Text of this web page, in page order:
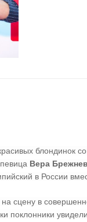
блондинок
Вера
в России
на сцену в
поклонники